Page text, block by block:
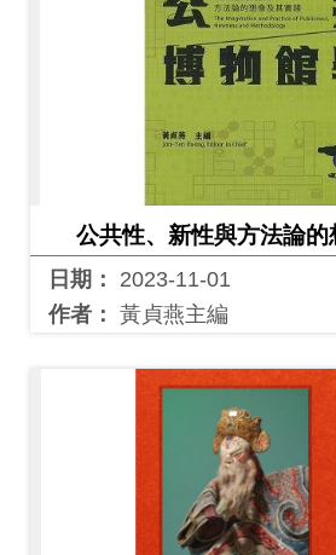
公共性、新性與方法論的
日期：
2023-11-01
作者： 黃貞燕主編